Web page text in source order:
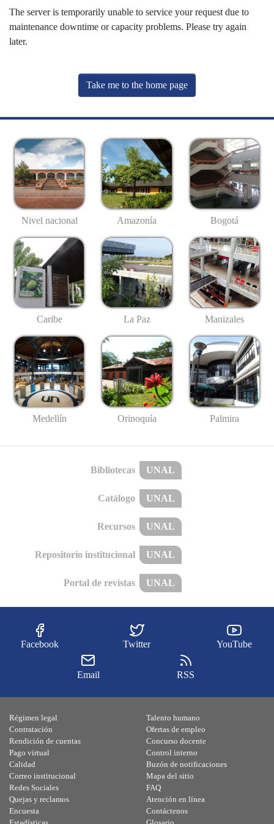
The server is temporarily unable to service your request due to
maintenance downtime or capacity problems. Please try again
later.
Take me to the home page
Nivel nacional Amazonía Bogotá
Caribe La Paz Manizales
Medellín Orinoquía Palmira
Bibliotecas UNAL
Catálogo UNAL
Recursos UNAL
Repositorio institucional UNAL
Portal de revistas UNAL
Facebook Twitter YouTube
Email RSS
Régimen legal
Contratación
Rendición de cuentas
Pago virtual
Calidad
Talento humano
Ofertas de empleo
Concurso docente
Control interno
Buzón de notificaciones
Correo institucional
Redes Sociales
Quejas y reclamos
Encuesta
Mapa del sitio
FAQ
Atención en línea
Contáctenos